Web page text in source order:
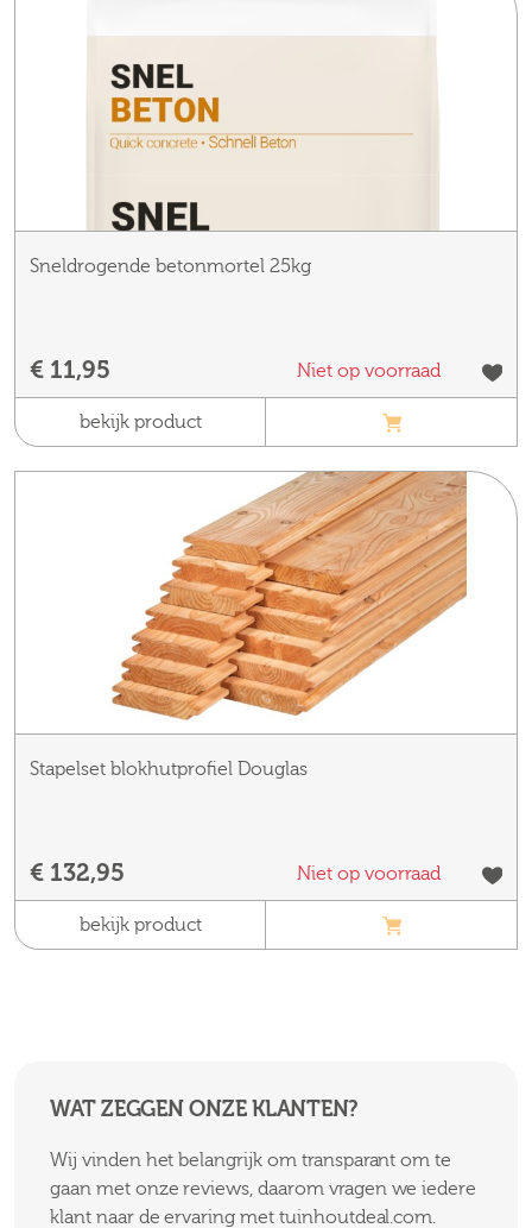
Sneldrogende betonmortel 25kg
€ 11,95 Niet op voorraad
bekijk product
Stapelset blokhutprofiel Douglas
€ 132,95 Niet op voorraad
bekijk product
WAT ZEGGEN ONZE KLANTEN?
Wij vinden het belangrijk om transparant om te
gaan met onze reviews, daarom vragen we iedere
klant naar de ervaring met tuinhoutdeal.com.